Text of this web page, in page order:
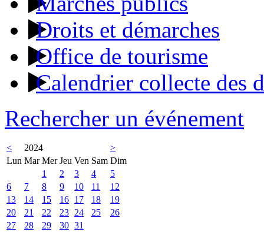
Droits et démarches
Office de tourisme
Calendrier collecte des
Rechercher un événement
< 2024
>
Lun Mar Mer Jeu Ven Sam Dim
1
2 3 4
5
6
7 8 9 10 11
12
13
14 15 16 17 18
19
20
21 22 23 24 25
26
27
28 29 30 31